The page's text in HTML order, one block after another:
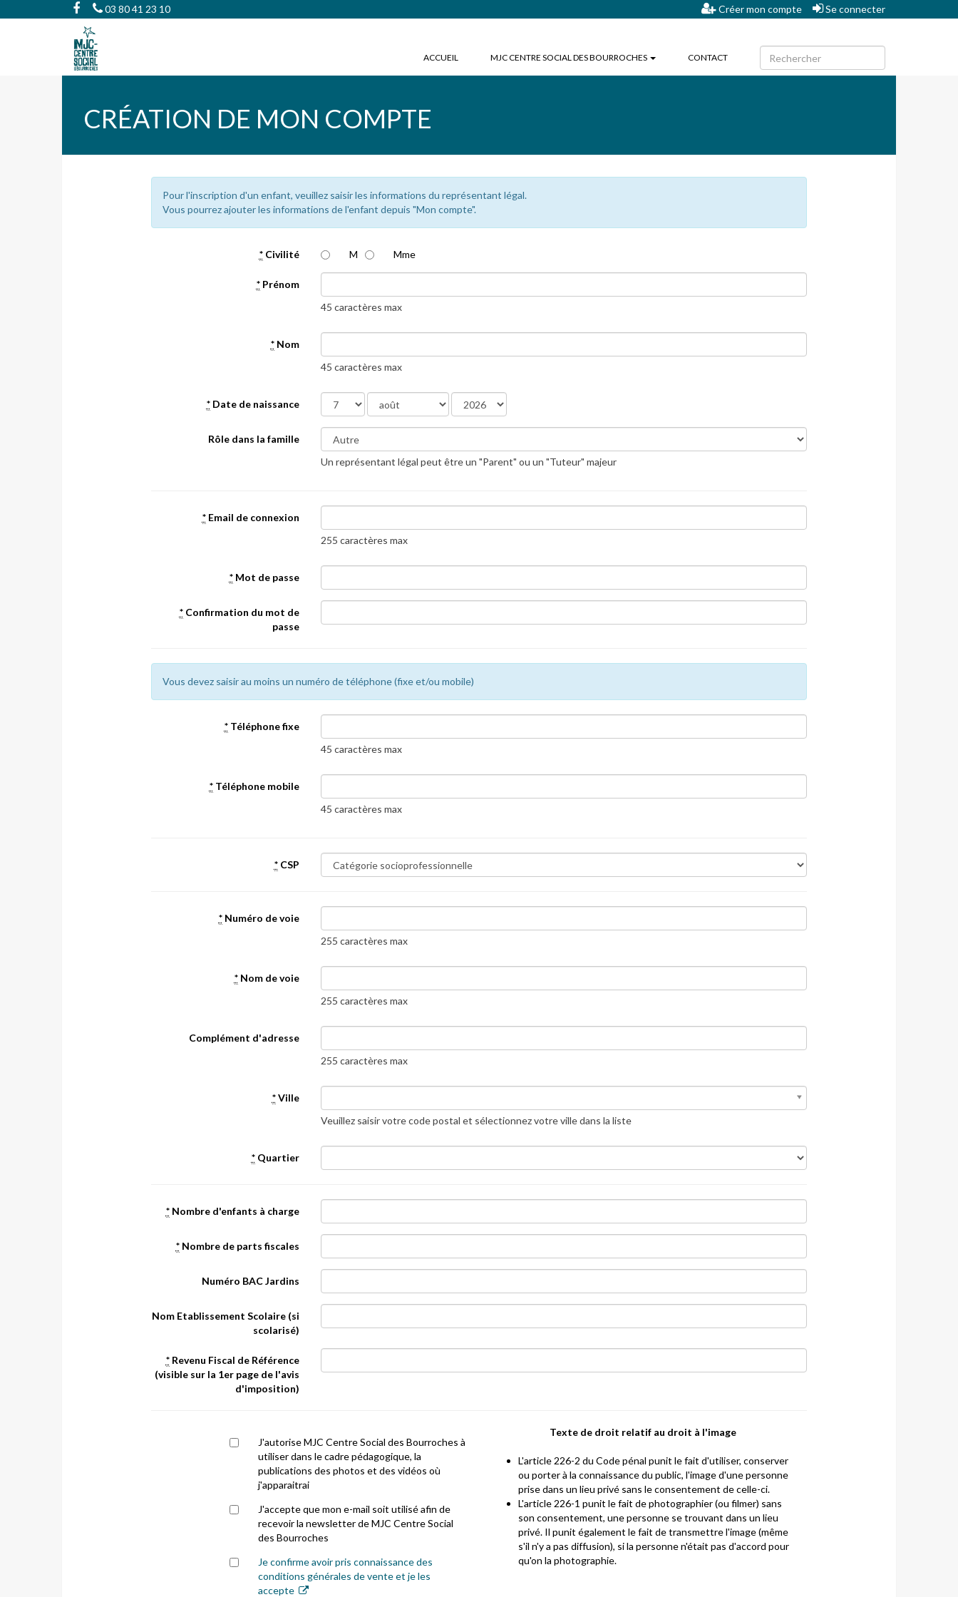
03 80 41 23 10 Créer mon compte Se connecter
ACCUEIL MJC CENTRE SOCIAL DES BOURROCHES CONTACT
CRÉATION DE MON COMPTE
Pour l'inscription d'un enfant, veuillez saisir les informations du représentant légal.
Vous pourrez ajouter les informations de l'enfant depuis "Mon compte".
*Civilité M Mme
*Prénom
45 caractères max
*Nom
45 caractères max
*Date de naissance
Rôle dans la famille
Un représentant légal peut être un "Parent" ou un "Tuteur" majeur
*Email de connexion
255 caractères max
*Mot de passe
*Confirmation du mot de
passe
Vous devez saisir au moins un numéro de téléphone (fixe et/ou mobile)
*Téléphone fixe
45 caractères max
*Téléphone mobile
45 caractères max
*CSP
*Numéro de voie
255 caractères max
*Nom de voie
255 caractères max
Complément d'adresse
255 caractères max
*Ville
Ville
Veuillez saisir votre code postal et sélectionnez votre ville dans la liste
*Quartier
*Nombre d'enfants à charge
*Nombre de parts fiscales
Numéro BAC Jardins
Nom Etablissement Scolaire (si
scolarisé)
*Revenu Fiscal de Référence
(visible sur la 1er page de l'avis
d'imposition)
J'autorise MJC Centre Social des Bourroches à
utiliser dans le cadre pédagogique, la
publications des photos et des vidéos où
j'apparaitrai
J'accepte que mon e-mail soit utilisé afin de
recevoir la newsletter de MJC Centre Social
des Bourroches
Je confirme avoir pris connaissance des
conditions générales de vente et je les
accepte
Texte de droit relatif au droit à l'image
L'article 226-2 du Code pénal punit le fait d'utiliser, conserver
ou porter à la connaissance du public, l'image d'une personne
prise dans un lieu privé sans le consentement de celle-ci.
L'article 226-1 punit le fait de photographier (ou filmer) sans
son consentement, une personne se trouvant dans un lieu
privé. Il punit également le fait de transmettre l'image (même
s'il n'y a pas diffusion), si la personne n'était pas d'accord pour
qu'on la photographie.